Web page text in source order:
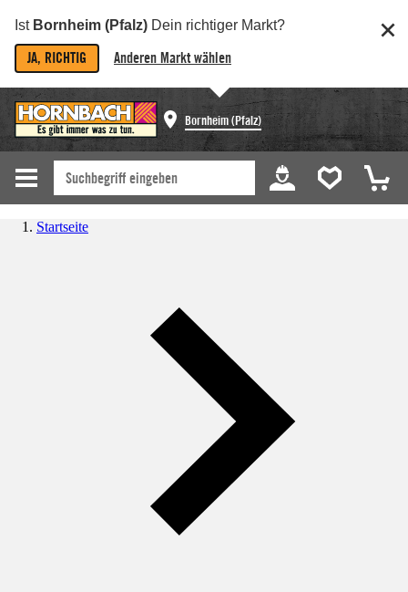
Ist Bornheim (Pfalz) Dein richtiger Markt?
JA, RICHTIG Anderen Markt wählen
Bornheim (Pfalz)
Startseite